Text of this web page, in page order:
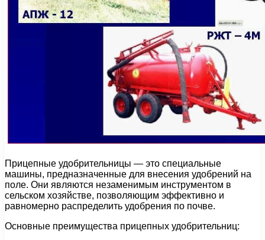
Прицепные удобрительницы — это специальные
машины, предназначенные для внесения удобрений на
поле. Они являются незаменимым инструментом в
сельском хозяйстве, позволяющим эффективно и
равномерно распределить удобрения по почве.
Основные преимущества прицепных удобрительниц: